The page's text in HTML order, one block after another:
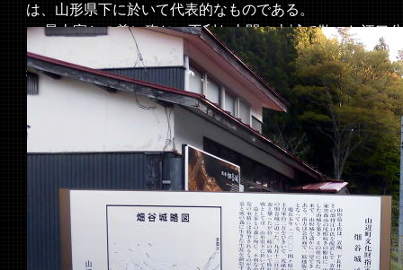
は、山形県下に於いて代表的なものである。
最上家との義に殉じ、不利な山間の山城で散った江口
お墓と
彼の義に生きた生涯を顕彰する碑が建てられている。
＜現地案内板より＞